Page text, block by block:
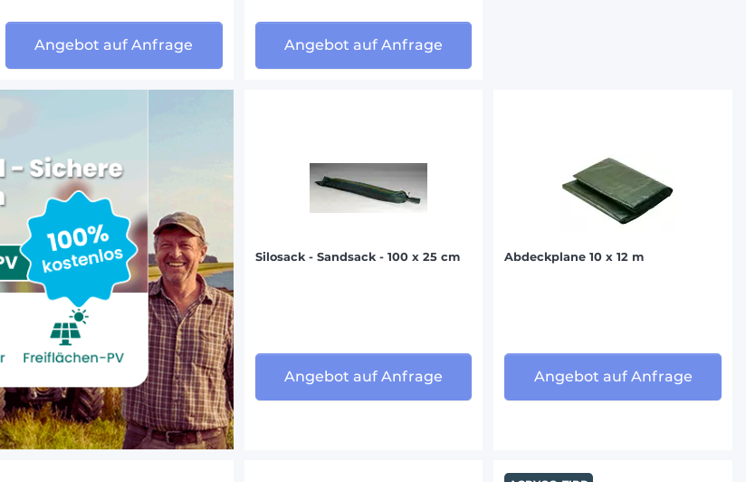
Angebot auf Anfrage Angebot auf Anfrage
Silosack - Sandsack - 100 x 25 cm
Angebot auf Anfrage
Abdeckplane 10 x 12 m
Angebot auf Anfrage